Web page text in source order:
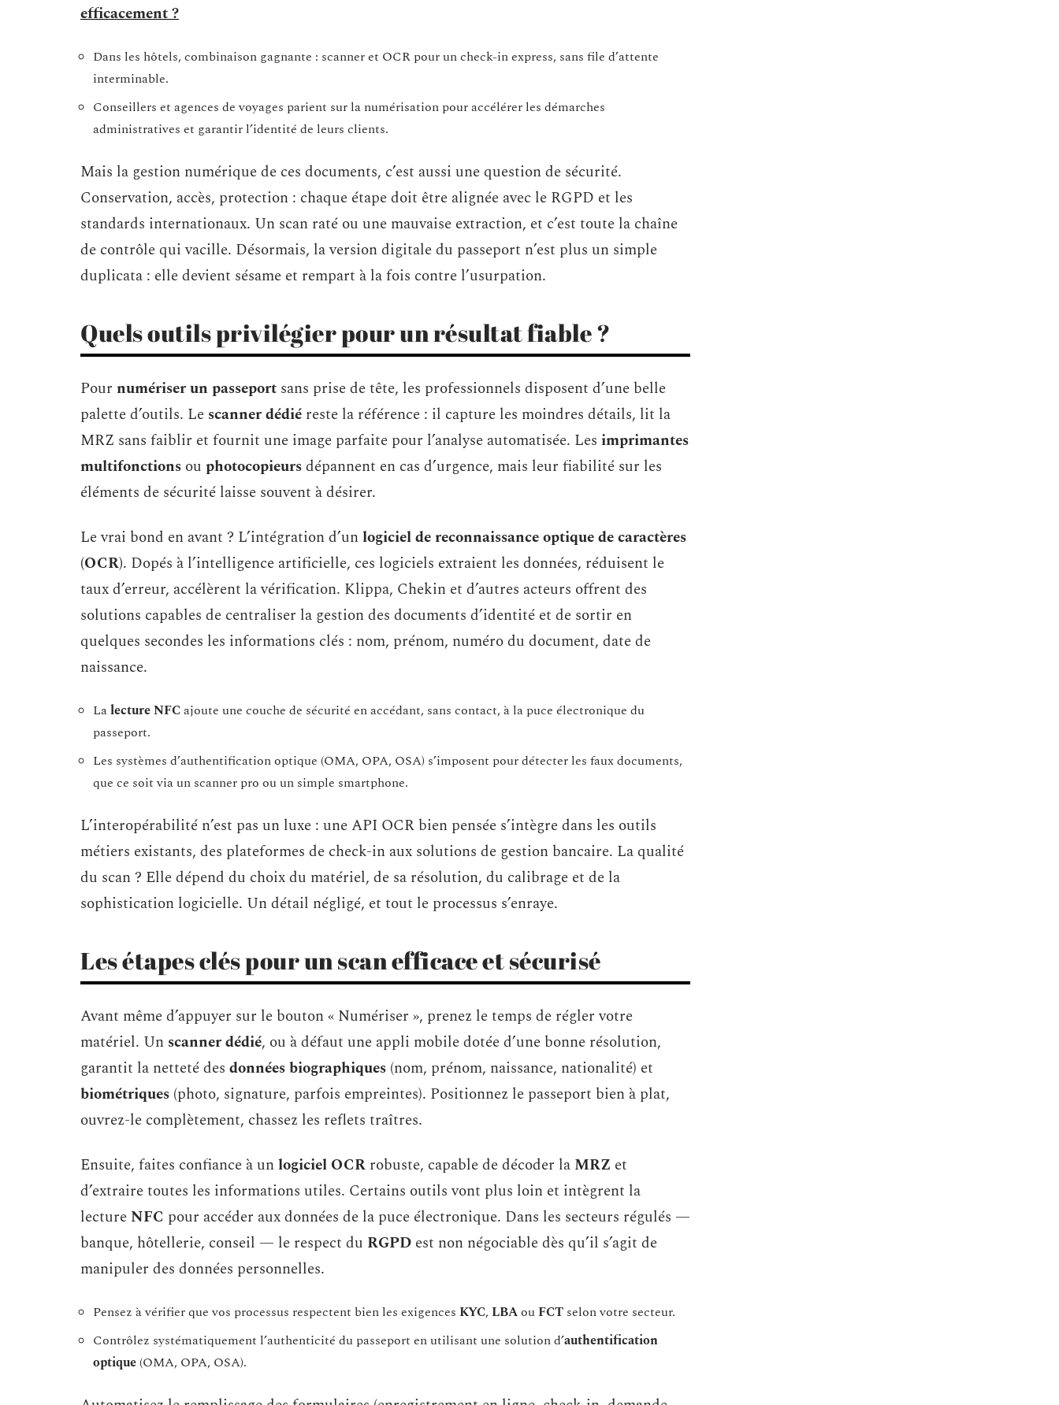
efficacement ?
Dans les hôtels, combinaison gagnante : scanner et OCR pour un check-in express, sans file d’attente
interminable.
Conseillers et agences de voyages parient sur la numérisation pour accélérer les démarches
administratives et garantir l’identité de leurs clients.
Mais la gestion numérique de ces documents, c’est aussi une question de sécurité.
Conservation, accès, protection : chaque étape doit être alignée avec le RGPD et les
standards internationaux. Un scan raté ou une mauvaise extraction, et c’est toute la chaîne
de contrôle qui vacille. Désormais, la version digitale du passeport n’est plus un simple
duplicata : elle devient sésame et rempart à la fois contre l’usurpation.
Quels outils privilégier pour un résultat fiable ?
Pour numériser un passeport sans prise de tête, les professionnels disposent d’une belle
palette d’outils. Le scanner dédié reste la référence : il capture les moindres détails, lit la
MRZ sans faiblir et fournit une image parfaite pour l’analyse automatisée. Les imprimantes
multifonctions ou photocopieursdépannent en cas d’urgence, mais leur fiabilité sur les
éléments de sécurité laisse souvent à désirer.
Le vrai bond en avant ? L’intégration d’unlogiciel de reconnaissance optique de caractères
(OCR). Dopés à l’intelligence artificielle, ces logiciels extraient les données, réduisent le
taux d’erreur, accélèrent la vérification. Klippa, Chekin et d’autres acteurs offrent des
solutions capables de centraliser la gestion des documents d’identité et de sortir en
quelques secondes les informations clés : nom, prénom, numéro du document, date de
naissance.
Lalecture NFCajoute une couche de sécurité en accédant, sans contact, à la puce électronique du
passeport.
Les systèmes d’authentification optique (OMA, OPA, OSA) s’imposent pour détecter les faux documents,
que ce soit via un scanner pro ou un simple smartphone.
L’interopérabilité n’est pas un luxe : une API OCR bien pensée s’intègre dans les outils
métiers existants, des plateformes de check-in aux solutions de gestion bancaire. La qualité
du scan ? Elle dépend du choix du matériel, de sa résolution, du calibrage et de la
sophistication logicielle. Un détail négligé, et tout le processus s’enraye.
Les étapes clés pour un scan efficace et sécurisé
Avant même d’appuyer sur le bouton « Numériser », prenez le temps de régler votre
matériel. Un scanner dédié, ou à défaut une appli mobile dotée d’une bonne résolution,
garantit la netteté des données biographiques (nom, prénom, naissance, nationalité) et
biométriques (photo, signature, parfois empreintes). Positionnez le passeport bien à plat,
ouvrez-le complètement, chassez les reflets traîtres.
Ensuite, faites confiance à unlogiciel OCR robuste, capable de décoder la MRZ et
d’extraire toutes les informations utiles. Certains outils vont plus loin et intègrent la
lectureNFC pour accéder aux données de la puce électronique. Dans les secteurs régulés —
banque, hôtellerie, conseil — le respect du RGPD est non négociable dès qu’il s’agit de
manipuler des données personnelles.
Pensez à vérifier que vos processus respectent bien les exigences KYC,LBAou FCT selon votre secteur.
Contrôlez systématiquement l’authenticité du passeport en utilisant une solution d’authentification
optique (OMA, OPA, OSA).